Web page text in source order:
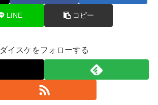
LINE コピー
ダイスケをフォローする